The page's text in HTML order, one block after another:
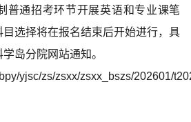
普通招考环节开展英语和专业课笔
选择将在报名结束后开始进行，具
岛分院网站通知。
yjsc/zs/zsxx/zsxx_bszs/202601/